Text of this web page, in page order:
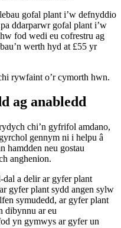
gofal plant i’w defnyddio
ddarparwr gofal plant i’w
fod wedi eu cofrestru ag
werth hyd at £55 yr
rywfaint o’r cymorth hwn.
ag anabledd
chi’n gyfrifol amdano,
gennym ni i helpu â
hamdden neu gostau
anghenion.
a delir ar gyfer plant
gyfer plant sydd angen sylw
symudedd, ar gyfer plant
dibynnu ar eu
yn gymwys ar gyfer un